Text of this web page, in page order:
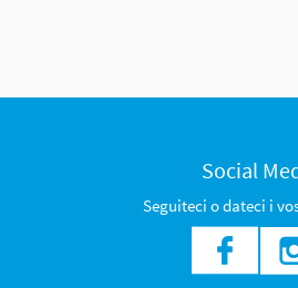
Social
Seguiteci o dateci i